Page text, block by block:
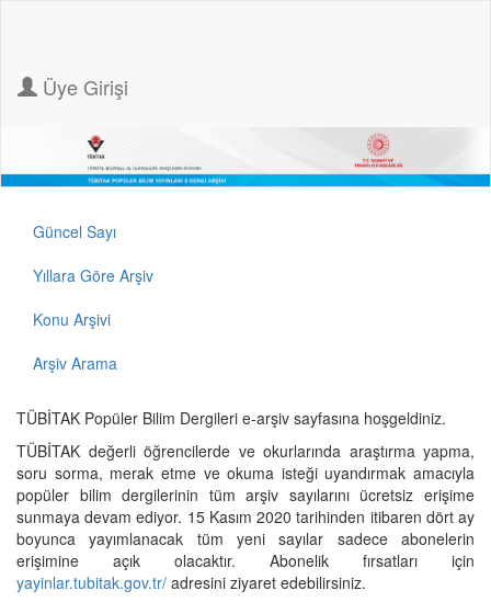
Üye Girişi
Güncel Sayı
Yıllara Göre Arşiv
Konu Arşivi
Arşiv Arama
TÜBİTAK Popüler Bilim Dergileri e-arşiv sayfasına hoşgeldiniz.
TÜBİTAK değerli öğrencilerde ve okurlarında araştırma yapma,
soru sorma, merak etme ve okuma isteği uyandırmak amacıyla
popüler bilim dergilerinin tüm arşiv sayılarını ücretsiz erişime
sunmaya devam ediyor. 15 Kasım 2020 tarihinden itibaren dört ay
boyunca yayımlanacak tüm yeni sayılar sadece abonelerin
erişimine açık olacaktır. Abonelik fırsatları için
yayinlar.tubitak.gov.tr/ adresini ziyaret edebilirsiniz.